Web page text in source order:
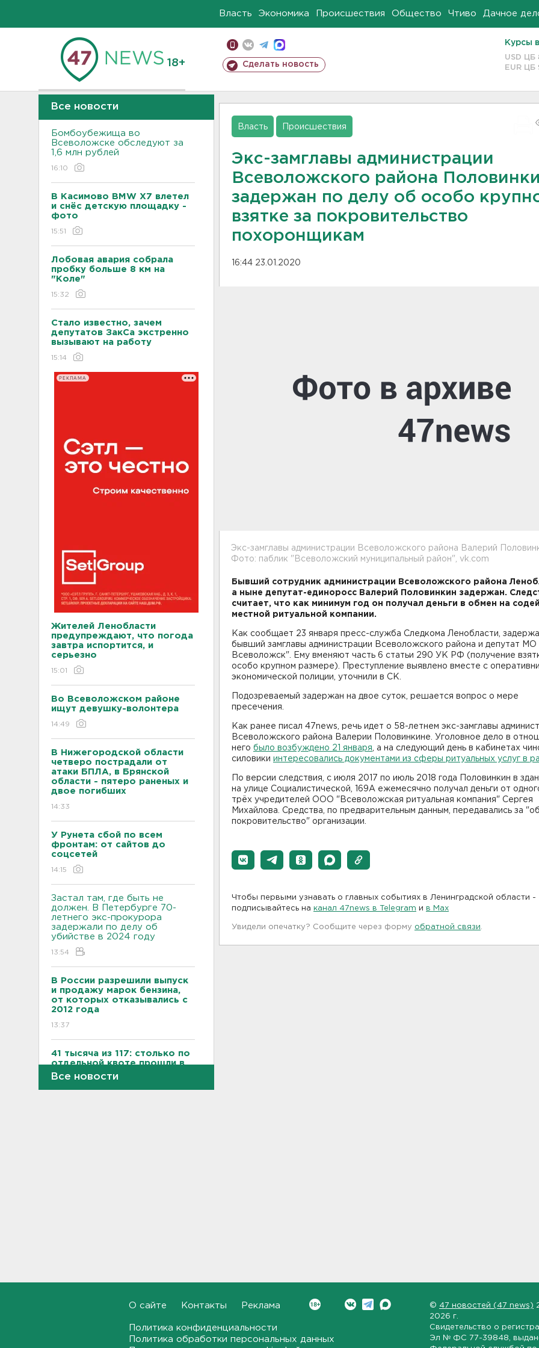
Власть Экономика Происшествия Общество Чтиво Дачное
18+ Сделать новость
Курсы
USD ЦБ
EUR ЦБ
Все новости
Бомбоубежища во
Всеволожске обследуют за
1,6 млн рублей
16:10
В Касимово BMW X7 влетел
и снёс детскую площадку -
фото
15:51
Лобовая авария собрала
пробку больше 8 км на
"Коле"
15:32
Стало известно, зачем
депутатов ЗакСа экстренно
вызывают на работу
15:14
РЕКЛАМА
Жителей Ленобласти
предупреждают, что погода
завтра испортится, и
серьезно
15:01
Во Всеволожском районе
ищут девушку-волонтера
14:49
В Нижегородской области
четверо пострадали от
атаки БПЛА, в Брянской
области - пятеро раненых и
двое погибших
14:33
У Рунета сбой по всем
фронтам: от сайтов до
соцсетей
14:15
Застал там, где быть не
должен. В Петербурге 70-
летнего экс-прокурора
задержали по делу об
убийстве в 2024 году
13:54
В России разрешили выпуск
и продажу марок бензина,
от которых отказывались с
2012 года
13:37
41 тысяча из 117: столько по
отдельной квоте прошли в
университеты участники
СВО и их дети
контрабандный груз
Гибель машиниста тепловоза
на перегоне в Семрино изучит
Все новости
Власть Происшествия
Экс-замглавы администрации
Всеволожского района
задержан по делу об особо
взятке за покровительство
похоронщикам
16:44 23.01.2020
Экс-замглавы администрации Всеволожского района Валерий
Фото: паблик "Всеволожский муниципальный район", vk.com
Бывший сотрудник администрации Всеволожского района
а ныне депутат-единоросс Валерий Половинкин задержан.
считает, что как минимум год он получал деньги в обмен на
местной ритуальной компании.
Как сообщает 23 января пресс-служба Следкома Ленобласти,
бывший замглавы администрации Всеволожского района и депутат МО
Всеволожск". Ему вменяют часть 6 статьи 290 УК РФ (получение
особо крупном размере). Преступление выявлено вместе с
экономической полиции, уточнили в СК.
Подозреваемый задержан на двое суток, решается вопрос о мере
пресечения.
Как ранее писал 47news, речь идет о 58-летнем экс-замглавы
Всеволожского района Валерии Половинкине. Уголовное дело в
него было возбуждено 21 января , а на следующий день в кабинетах
силовики интересовались документами из сферы ритуальных услуг в
По версии следствия, с июля 2017 по июль 2018 года Половинкин в
на улице Социалистической, 169А ежемесячно получал деньги от
трёх учредителей ООО "Всеволожская ритуальная компания" Сергея
Михайлова. Средства, по предварительным данным, передавались за
покровительство" организации.
Чтобы первыми узнавать о главных событиях в Ленинградской области -
подписывайтесь на канал 47news в Telegram и в Maх
Увидели опечатку? Сообщите через форму обратной связи
О сайте Контакты Реклама
Политика конфиденциальности
Политика обработки персональных данных
© 47 новостей (47 news)
2026 г.
Свидетельство о
Эл № ФС 77-39848 ,